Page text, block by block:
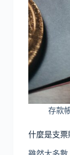
存款
什麼是支票